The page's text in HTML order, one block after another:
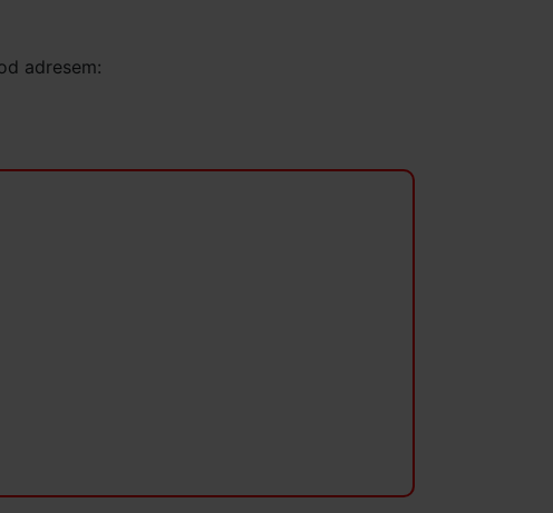
adresem: